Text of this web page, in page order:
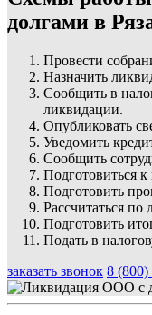
долгами в
Провести
Назначить
Сообщить в
ликвидации.
Опубликовать
Уведомить
Сообщить
Подготовиться
Подготовить
Рассчитаться по
Подготовить
Подать в
заказать звонок 8 (800)